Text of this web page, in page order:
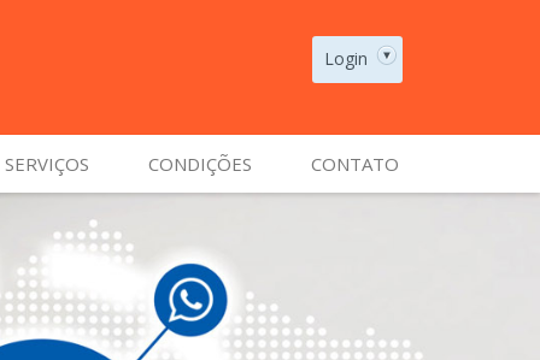
Login
SERVIÇOS CONDIÇÕES CONTATO